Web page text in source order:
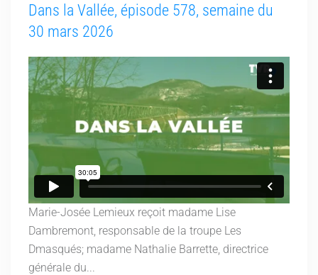
Dans la Vallée, épisode 578, semaine du
30 mars 2026
Marie-Josée Lemieux reçoit madame Lise
Dambremont, responsable de la troupe Les
Dmasqués; madame Nathalie Barrette, directrice
générale du...